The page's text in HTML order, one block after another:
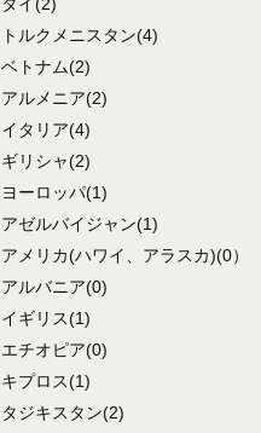
トルクメニスタン(4)
ベトナム(2)
アルメニア(2)
イタリア(4)
ギリシャ(2)
ヨーロッパ(1)
アゼルバイジャン(1)
アメリカ(ハワイ、アラスカ)(0）
アルバニア(0)
イギリス(1)
エチオピア(0)
キプロス(1)
タジキスタン(2)